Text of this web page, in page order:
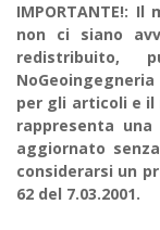
IMPORTANTE!:
non ci siano
redistribuito,
per gli articoli e il
rappresenta
aggiornato
considerarsi un
62 del 7.03.2001.